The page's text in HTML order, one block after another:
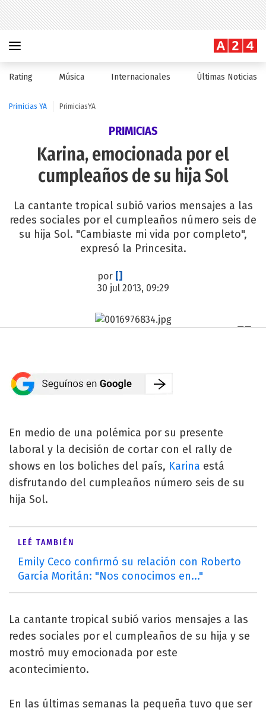
Rating Música Internacionales Últimas Noticias
Primicias YA PrimiciasYA
PRIMICIAS
Karina, emocionada por el
cumpleaños de su hija Sol
La cantante tropical subió varios mensajes a las
redes sociales por el cumpleaños número seis de
su hija Sol. "Cambiaste mi vida por completo",
expresó la Princesita.
por []
30 jul 2013, 09:29
En medio de una polémica por su presente
laboral y la decisión de cortar con el rally de
shows en los boliches del país, Karina está
disfrutando del cumpleaños número seis de su
hija Sol.
LEÉ TAMBIÉN
Emily Ceco confirmó su relación con Roberto
García Moritán: "Nos conocimos en..."
La cantante tropical subió varios mensajes a las
redes sociales por el cumpleaños de su hija y se
mostró muy emocionada por este
acontecimiento.
En las últimas semanas la pequeña tuvo que ser